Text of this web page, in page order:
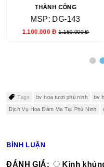
THÀNH CÔNG
MSP: DG-143
1.100.000 Đ 1.150.000 Đ
Tags bv hoa tươi phù ninh bv
Dịch Vụ Hoa Đám Ma Tại Phù Ninh
BÌNH LUẬN
ĐÁNH GIÁ: Kinh